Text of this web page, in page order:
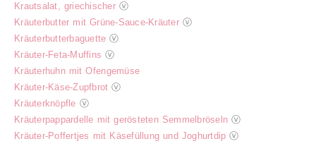
Krautsalat, griechischer ⓥ
Kräuterbutter mit Grüne-Sauce-Kräuter ⓥ
Kräuterbutterbaguette ⓥ
Kräuter-Feta-Muffins ⓥ
Kräuterhuhn mit Ofengemüse
Kräuter-Käse-Zupfbrot ⓥ
Kräuterknöpfle ⓥ
Kräuterpappardelle mit gerösteten Semmelbröseln ⓥ
Kräuter-Poffertjes mit Käsefüllung und Joghurtdip ⓥ